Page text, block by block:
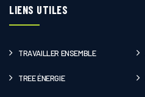
LIENS UTILES
TRAVAILLER ENSEMBLE
TREE ÉNERGIE